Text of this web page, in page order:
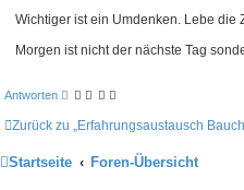
e
r
a
Wichtiger ist ein Umdenken. Lebe die
Morgen ist nicht der nächste Tag
Antworten
Zurück zu „Erfahrungsaustausch
Startseite Foren-Übersicht